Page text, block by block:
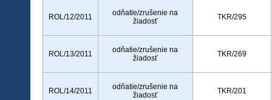
ROL/12/2011
odňatie/zrušenie na
žiadosť
TKR/295
ROL/13/2011
odňatie/zrušenie na
žiadosť
TKR/269
ROL/14/2011
odňatie/zrušenie na
žiadosť
TKR/201